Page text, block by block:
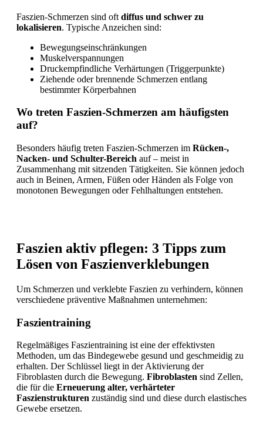
Faszien-Schmerzen sind oft diffus und schwer zu
lokalisieren. Typische Anzeichen sind:
Bewegungseinschränkungen
Muskelverspannungen
Druckempfindliche Verhärtungen (Triggerpunkte)
Ziehende oder brennende Schmerzen entlang
bestimmter Körperbahnen
Wo treten Faszien-Schmerzen am häufigsten
auf?
Besonders häufig treten Faszien-Schmerzen im Rücken-,
Nacken- und Schulter-Bereich auf – meist in
Zusammenhang mit sitzenden Tätigkeiten. Sie können jedoch
auch in Beinen, Armen, Füßen oder Händen als Folge von
monotonen Bewegungen oder Fehlhaltungen entstehen.
Faszien aktiv pflegen: 3 Tipps zum
Lösen von Faszienverklebungen
Um Schmerzen und verklebte Faszien zu verhindern, können
verschiedene präventive Maßnahmen unternehmen:
Faszientraining
Regelmäßiges Faszientraining ist eine der effektivsten
Methoden, um das Bindegewebe gesund und geschmeidig zu
erhalten. Der Schlüssel liegt in der Aktivierung der
Fibroblasten durch die Bewegung. Fibroblasten sind Zellen,
die für die Erneuerung alter, verhärteter
Faszienstrukturen zuständig sind und diese durch elastisches
Gewebe ersetzen.